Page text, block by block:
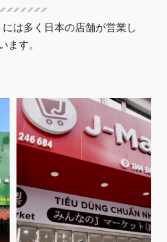
は多く日本の店舗が営業し
ます。